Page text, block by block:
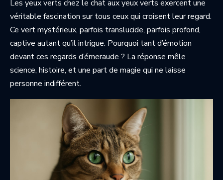
Les yeux verts chez le chat aux yeux verts exercent une
véritable fascination sur tous ceux qui croisent leur regard.
Ce vert mystérieux, parfois translucide, parfois profond,
captive autant qu’il intrigue. Pourquoi tant d’émotion
devant ces regards d’émeraude ? La réponse mêle
science, histoire, et une part de magie qui ne laisse
personne indifférent.